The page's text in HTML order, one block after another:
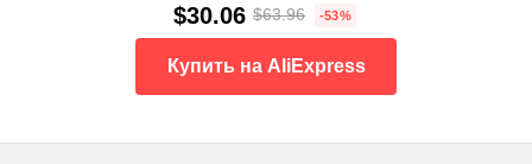
$30.06 $63.96 -53%
Купить на AliExpress